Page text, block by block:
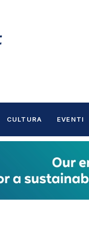
CULTURA EVENTI